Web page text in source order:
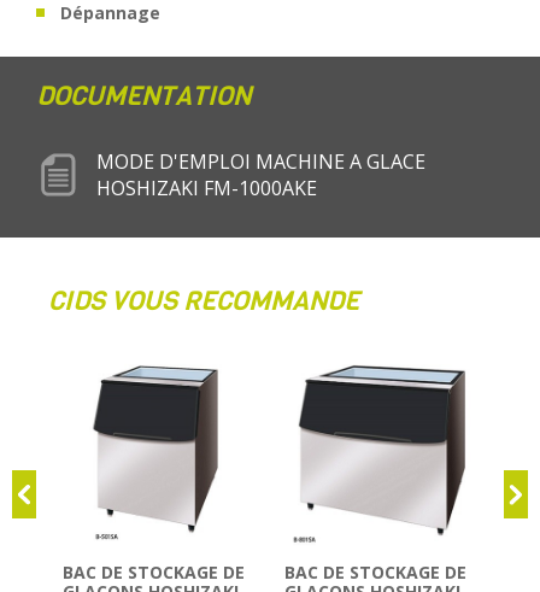
Dépannage
DOCUMENTATION
MODE D'EMPLOI MACHINE A GLACE
HOSHIZAKI FM-1000AKE
CIDS VOUS RECOMMANDE
BAC DE STOCKAGE DE
BAC DE STOCKAGE DE